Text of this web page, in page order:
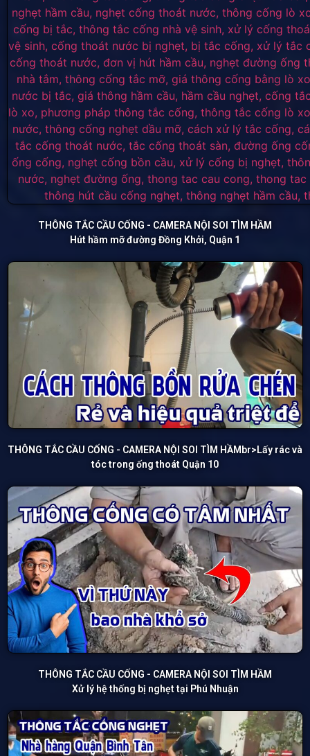
THÔNG TẮC CẦU CỐNG - CAMERA NỘI SOI TÌM HẦM
Hút hầm mỡ đường Đồng Khởi, Quận 1
THÔNG TẮC CẦU CỐNG - CAMERA NỘI SOI TÌM HẦMbr>Lấy rác và
tóc trong ống thoát Quận 10
THÔNG TẮC CẦU CỐNG - CAMERA NỘI SOI TÌM HẦM
Xử lý hệ thống bị nghẹt tại Phú Nhuận